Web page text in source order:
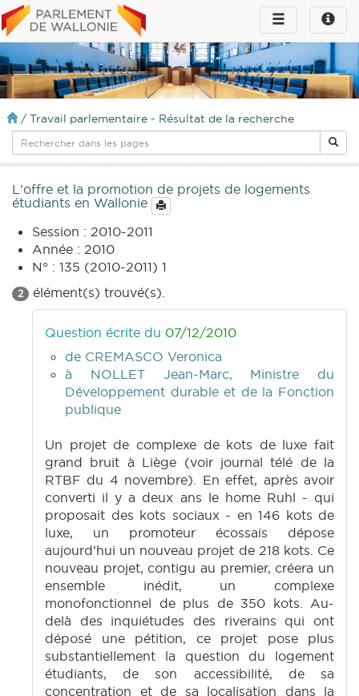
Toggle
infos
Toggle
navigation
/ Travail parlementaire - Résultat de la recherche
L'offre et la promotion de projets de logements
étudiants en Wallonie
Session : 2010-2011
Année : 2010
N° : 135 (2010-2011) 1
2 élément(s) trouvé(s).
Question écrite du 07/12/2010
de CREMASCO Veronica
à NOLLET Jean-Marc, Ministre du
Développement durable et de la Fonction
publique
Un projet de complexe de kots de luxe fait
grand bruit à Liège (voir journal télé de la
RTBF du 4 novembre). En effet, après avoir
converti il y a deux ans le home Ruhl - qui
proposait des kots sociaux - en 146 kots de
luxe, un promoteur écossais dépose
aujourd’hui un nouveau projet de 218 kots. Ce
nouveau projet, contigu au premier, créera un
ensemble inédit, un complexe
monofonctionnel de plus de 350 kots. Au-
delà des inquiétudes des riverains qui ont
déposé une pétition, ce projet pose plus
substantiellement la question du logement
étudiants, de son accessibilité, de sa
concentration et de sa localisation dans la